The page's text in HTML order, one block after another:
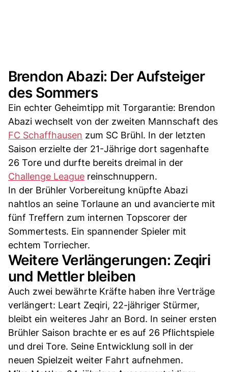
Brendon Abazi: Der Aufsteiger
des Sommers
Ein echter Geheimtipp mit Torgarantie: Brendon
Abazi wechselt von der zweiten Mannschaft des
FC Schaffhausen zum SC Brühl. In der letzten
Saison erzielte der 21-Jährige dort sagenhafte
26 Tore und durfte bereits dreimal in der
Challenge League reinschnuppern.
In der Brühler Vorbereitung knüpfte Abazi
nahtlos an seine Torlaune an und avancierte mit
fünf Treffern zum internen Topscorer der
Sommertests. Ein spannender Spieler mit
echtem Torriecher.
Weitere Verlängerungen: Zeqiri
und Mettler bleiben
Auch zwei bewährte Kräfte haben ihre Verträge
verlängert: Leart Zeqiri, 22-jähriger Stürmer,
bleibt ein weiteres Jahr an Bord. In seiner ersten
Brühler Saison brachte er es auf 26 Pflichtspiele
und drei Tore. Seine Entwicklung soll in der
neuen Spielzeit weiter Fahrt aufnehmen.